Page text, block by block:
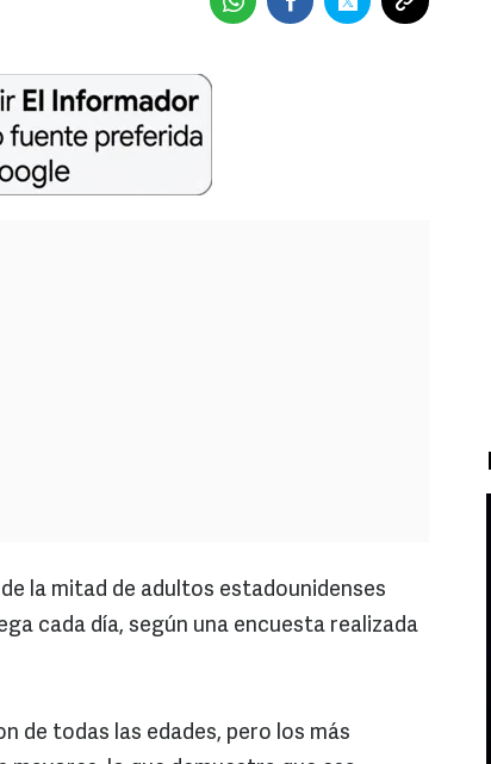
la mitad de adultos estadounidenses
cada día, según una encuesta realizada
de todas las edades, pero los más